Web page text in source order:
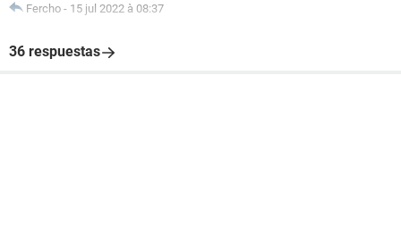
Fercho - 15 jul 2022 à 08:37
36 respuestas